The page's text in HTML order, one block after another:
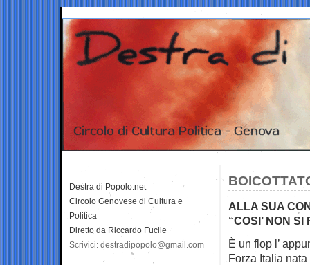
ALLA SUA
“COSI’ NON
È un flop l’
Forza Italia
Destra di Popolo.net
Circolo Genovese di Cultura e
Politica
Diretto da Riccardo Fucile
Scrivici: destradipopolo@gmail.com